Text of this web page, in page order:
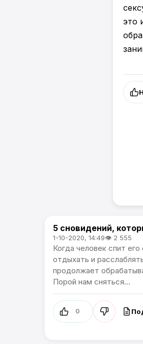
это
Жизнь
5 сновидений,
1-10-2020, 14:49👁 2 555
Когда человек спит его
отдыхать и
продолжает
Порой нам сняться...
0